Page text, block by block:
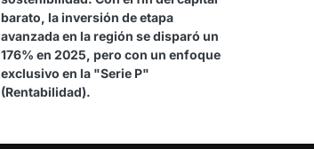
barato, la inversión de etapa
avanzada en la región se disparó un
176% en 2025, pero con un enfoque
exclusivo en la "Serie P"
(Rentabilidad).